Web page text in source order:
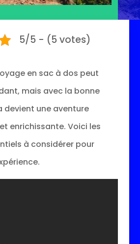
5/5 - (5 votes)
en sac à dos peut
mais avec la bonne
devient une aventure
enrichissante. Voici les
à considérer pour